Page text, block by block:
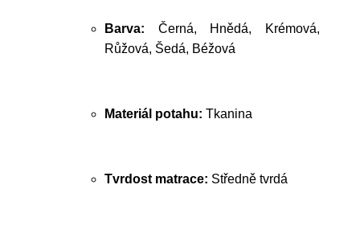
Barva: Černá, Hnědá, Krémová,
Růžová, Šedá, Béžová
Materiál potahu: Tkanina
Tvrdost matrace: Středně tvrdá